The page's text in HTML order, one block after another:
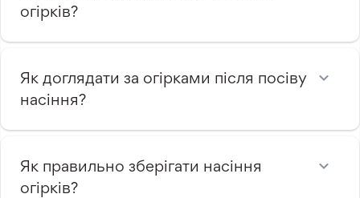
огірків?
Як доглядати за огірками після посіву
насіння?
Як правильно зберігати насіння
огірків?